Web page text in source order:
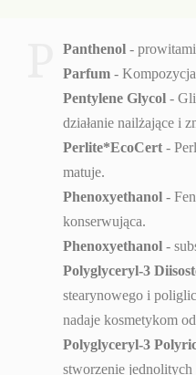
Panthenol -
Parfum -
Pentylene Glycol -
działanie nailżające i
Perlite*EcoCert -
matuje.
Phenoxyethanol -
konserwująca.
Phenoxyethanol -
Polyglyceryl-3
stearynowego i
nadaje kosmetykom
Polyglyceryl-3
stworzenie